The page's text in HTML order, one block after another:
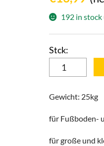
192 in stock
Elastische
Fliesenkleber
KG,
Kreisel
quantity
Gewicht: 25kg
für Fußboden-
für große und